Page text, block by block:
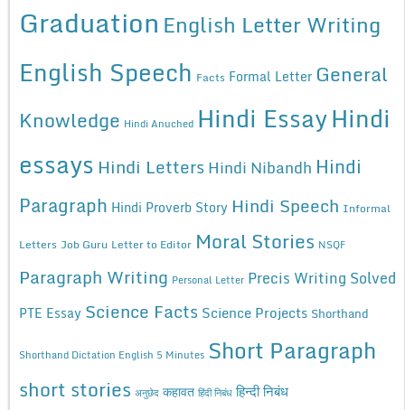
Graduation English Letter Writing
English Speech Facts Formal Letter General
Knowledge Hindi Anuched Hindi EssayHindi
essays Hindi Letters Hindi Nibandh Hindi
Paragraph Hindi Proverb Story Hindi Speech Informal
Letters Job Guru Letter to Editor Moral Stories NSQF
Paragraph Writing Personal Letter Precis Writing Solved
PTE Essay Science Facts Science Projects Shorthand
Shorthand Dictation English 5 Minutes Short Paragraph
short stories अनुछेद कहावत हिंदी निबंध हिन्दी निबंध